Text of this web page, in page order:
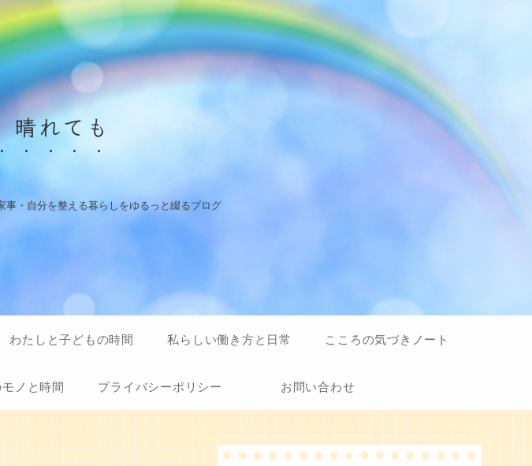
晴れても
・自分を整える暮らしをゆるっと綴るブログ
わたしと子どもの時間 私らしい働き方と日常 こころの気づきノート
ノと時間 プライバシーポリシー お問い合わせ